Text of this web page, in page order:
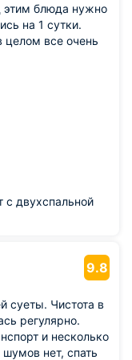
этим блюда нужно
на 1 сутки.
целом все очень
не совсем
от центра
проехали мимо
РЭБ).
на тротуаре.
с двухспальной
9.8
суеты. Чистота в
регулярно.
и несколько
нет, спать